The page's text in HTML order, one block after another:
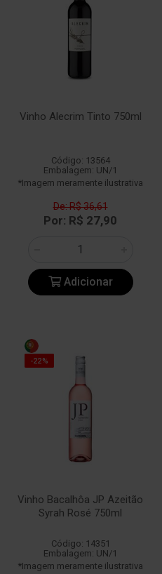
Vinho Alecrim Tinto 750ml
Código: 13564
Embalagem: UN/1
*Imagem meramente ilustrativa
De: R$ 36,61
Por: R$ 27,90
Adicionar
-22%
Vinho Bacalhôa JP Azeitão
Syrah Rosé 750ml
Código: 14351
Embalagem: UN/1
*Imagem meramente ilustrativa